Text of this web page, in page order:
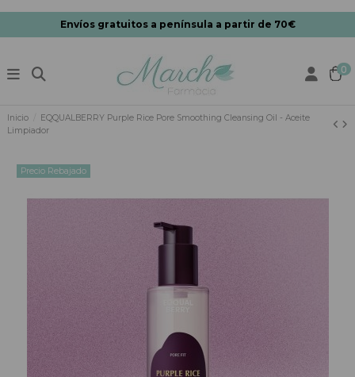
Envíos gratuitos a península a partir de 70€
0
Inicio
EQQUALBERRY Purple Rice Pore Smoothing Cleansing Oil - Aceite
Limpiador
Precio Rebajado